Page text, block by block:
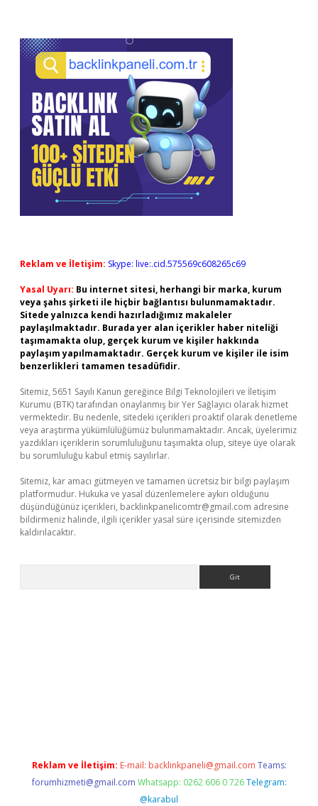
Reklam ve İletişim: Skype: live:.cid.575569c608265c69
Yasal Uyarı: Bu internet sitesi, herhangi bir marka, kurum
veya şahıs şirketi ile hiçbir bağlantısı bulunmamaktadır.
Sitede yalnızca kendi hazırladığımız makaleler
paylaşılmaktadır. Burada yer alan içerikler haber niteliği
taşımamakta olup, gerçek kurum ve kişiler hakkında
paylaşım yapılmamaktadır. Gerçek kurum ve kişiler ile isim
benzerlikleri tamamen tesadüfidir.
Sitemiz, 5651 Sayılı Kanun gereğince Bilgi Teknolojileri ve İletişim
Kurumu (BTK) tarafından onaylanmış bir Yer Sağlayıcı olarak hizmet
vermektedir. Bu nedenle, sitedeki içerikleri proaktif olarak denetleme
veya araştırma yükümlülüğümüz bulunmamaktadır. Ancak, üyelerimiz
yazdıkları içeriklerin sorumluluğunu taşımakta olup, siteye üye olarak
bu sorumluluğu kabul etmiş sayılırlar.
Sitemiz, kar amacı gütmeyen ve tamamen ücretsiz bir bilgi paylaşım
platformudur. Hukuka ve yasal düzenlemelere aykırı olduğunu
düşündüğünüz içerikleri, backlinkpanelicomtr@gmail.com adresine
bildirmeniz halinde, ilgili içerikler yasal süre içerisinde sitemizden
kaldırılacaktır.
Reklam ve İletişim: E-mail: backlinkpaneli@gmail.com Teams:
forumhizmeti@gmail.com Whatsapp: 0262 606 0 726 Telegram:
@karabul